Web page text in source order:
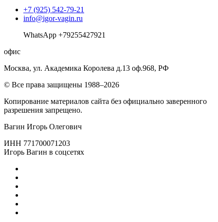
+7 (925) 542-79-21
info@igor-vagin.ru
WhatsApp +79255427921
офис
Москва, ул. Академика Королева д.13 оф.968, РФ
© Все права защищены 1988–2026
Копирование материалов сайта без официально заверенного
разрешения запрещено.
Вагин Игорь Олегович
ИНН 771700071203
Игорь Вагин в соцсетях